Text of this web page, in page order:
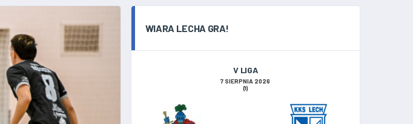
WIARA LECHA GRA!
V LIGA
7 SIERPNIA 2026
(1)